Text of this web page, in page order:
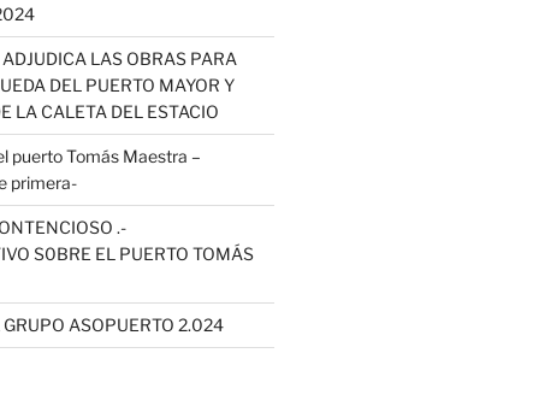
LAS OBRAS PARA
DEL PUERTO MAYOR Y
LA CALETA DEL ESTACIO
puerto Tomás Maestra –
primera-
.-
S0BRE EL PUERTO TOMÁS
ASOPUERTO 2.024